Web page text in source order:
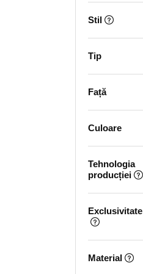
Stil
Tip
Față
Culoare
Tehnologia
producției
Exclusivitate
Material